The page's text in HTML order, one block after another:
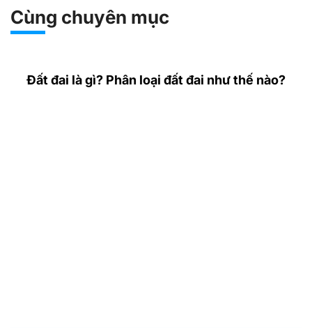
Cùng chuyên mục
Đất đai là gì? Phân loại đất đai như thế nào?